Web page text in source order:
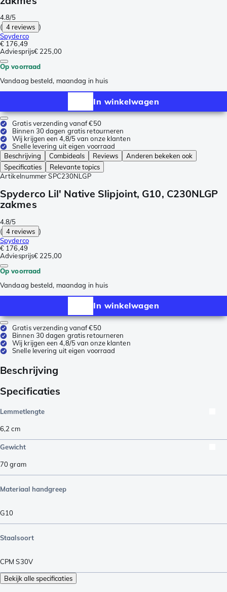
4.8/5
( 4 reviews )
Spyderco
€ 176,49
Adviesprijs€ 225,00
Op voorraad
Vandaag besteld, maandag in huis
In winkelwagen
Gratis verzending vanaf €50
Binnen 30 dagen gratis retourneren
Wij krijgen een 4,8/5 van onze klanten
Snelle levering uit eigen voorraad
Beschrijving
Combideals Reviews
Anderen bekeken ook
Specificaties
Relevante topics
Artikelnummer SPC230NLGP
Spyderco Lil' Native Slipjoint, G10, C230NLGP
zakmes
4.8/5
( 4 reviews )
Spyderco
€ 176,49
Adviesprijs€ 225,00
Op voorraad
Vandaag besteld, maandag in huis
In winkelwagen
Gratis verzending vanaf €50
Binnen 30 dagen gratis retourneren
Wij krijgen een 4,8/5 van onze klanten
Snelle levering uit eigen voorraad
Beschrijving
Specificaties
Lemmetlengte
6,2 cm
Gewicht
70gram
Materiaal handgreep
G10
Staalsoort
CPM S30V
Bekijk alle specificaties